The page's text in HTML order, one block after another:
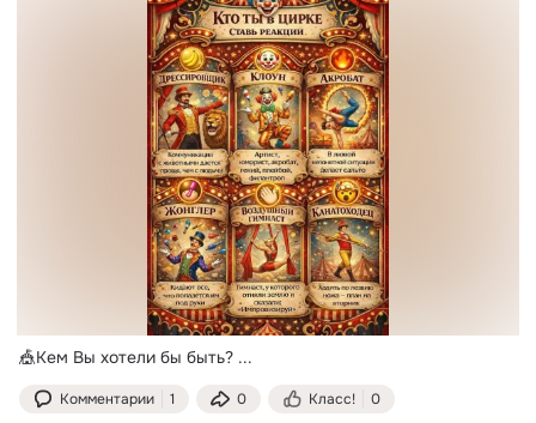
🎪Кем Вы хотели бы быть? ...
Комментарии 1 0 Класс! 0